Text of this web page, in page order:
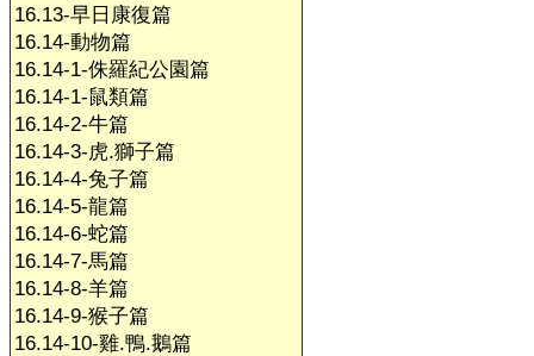
16.13-早日康復篇
16.14-動物篇
16.14-1-侏羅紀公園篇
16.14-1-鼠類篇
16.14-2-牛篇
16.14-3-虎.獅子篇
16.14-4-兔子篇
16.14-5-龍篇
16.14-6-蛇篇
16.14-7-馬篇
16.14-8-羊篇
16.14-9-猴子篇
16.14-10-雞.鴨.鵝篇